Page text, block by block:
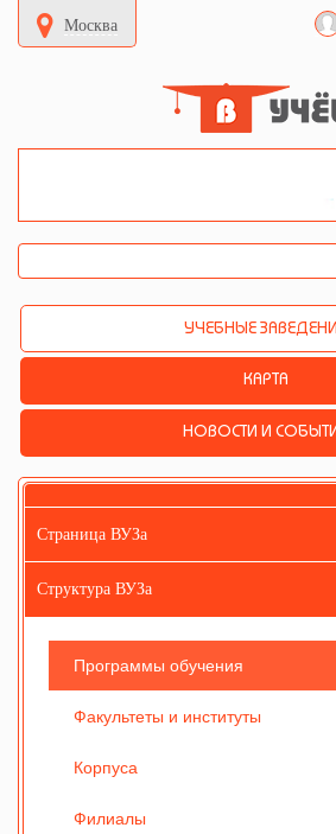
Москва
УЧЕБНЫЕ
КАРТА
НОВОСТИ И
Страница ВУЗа
Структура ВУЗа
Программы обучения
Факультеты и институты
Корпуса
Филиалы